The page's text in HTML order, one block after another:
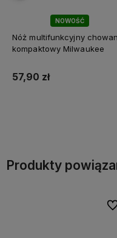
NOWOŚĆ
Nóż multifunkcyjny
kompaktowy Milwaukee
57,90 zł
Produkty